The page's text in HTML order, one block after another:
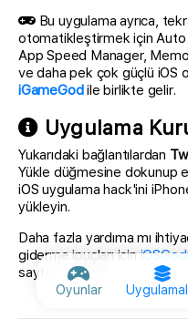
Oyunlar
Bu uygulama ayrıca,
otomatikleştirmek için Auto
App Speed Manager,
ve daha pek çok güçlü iOS
iGameGodile birlikte gelir.
Uygulama
Yukarıdaki bağlantılardan
Yükle düğmesine dokunup
iOS uygulama hack'ini
yükleyin.
Daha fazla yardıma mı
giderme ipuçları için
sayfamıza bakın.